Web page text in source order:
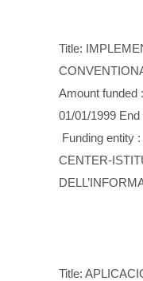
Title:
Amount funded
01/01/1999
Funding entity
CENTER-
Title: